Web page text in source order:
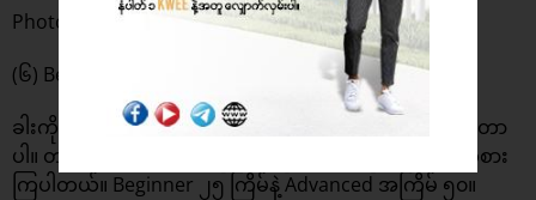
Photo: coachmag
(၆) Bent-Over Twist
ခါးကို ထက်ဝက်ချိုးချပြီး လက်တွေကို စက်ဝိုင်းပုံလှည့်ပေးတာ
ပါ။ တစ်ချို့တွေက ဘောလုံးတစ်လုံး လက်ထဲမှာ ကိုင်ပြီး ကစား
ကြပါတယ်။ Beginner ၂၅ ကြိမ်နဲ့ Advanced အကြိမ် ၅၀။